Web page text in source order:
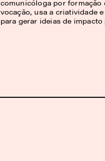
comunicóloga por formação
vocação, usa a criatividade
para gerar ideias de